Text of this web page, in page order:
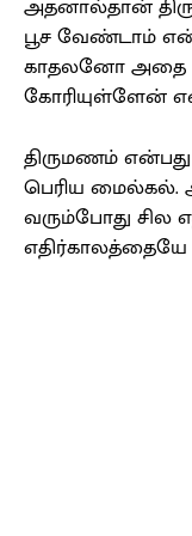
அதனால்தான்
பூச வேண்டாம்
காதலனோ அதை
கோரியுள்ளேன்
திருமணம்
பெரிய மைல்கல்.
வரும்போது சில
எதிர்காலத்தையே